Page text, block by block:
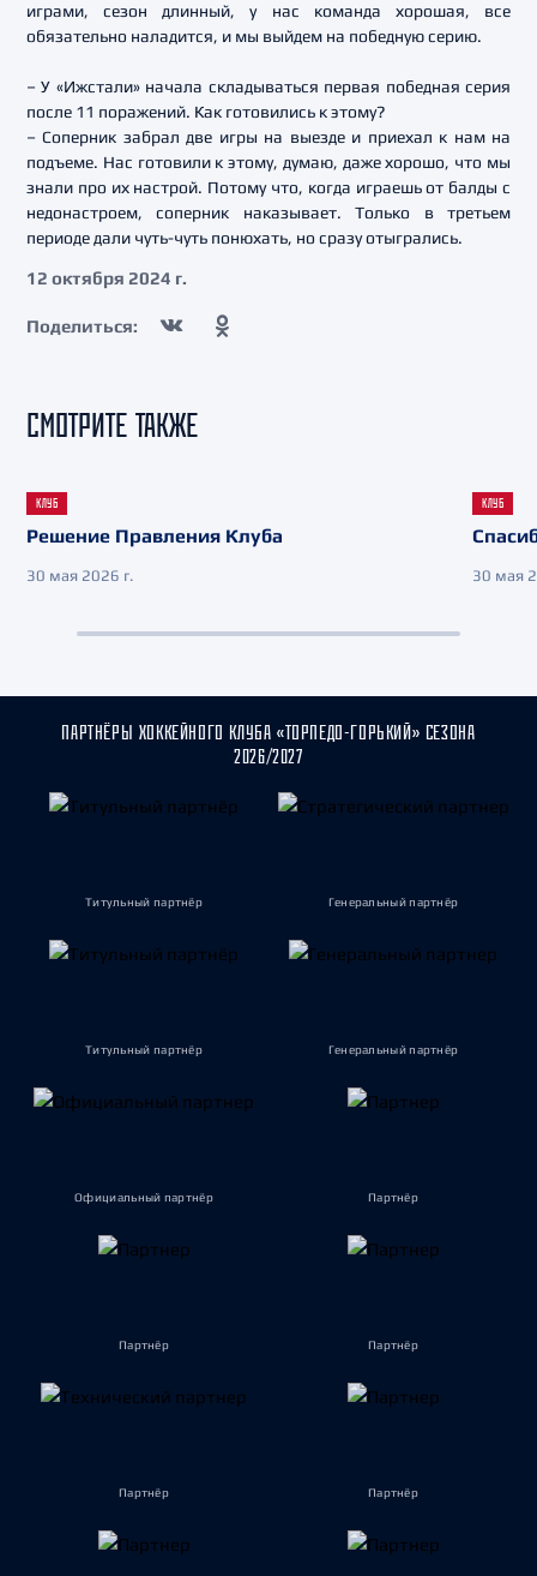
играми, сезон длинный, у нас команда хорошая, все
обязательно наладится, и мы выйдем на победную серию.
– У «Ижстали» начала складываться первая победная серия
после 11 поражений. Как готовились к этому?
– Соперник забрал две игры на выезде и приехал к нам на
подъеме. Нас готовили к этому, думаю, даже хорошо, что мы
знали про их настрой. Потому что, когда играешь от балды с
недонастроем, соперник наказывает. Только в третьем
периоде дали чуть-чуть понюхать, но сразу отыгрались.
12 октября 2024 г.
Поделиться:
СМОТРИТЕ ТАКЖЕ
КЛУБ
Решение Правления Клуба
30 мая 2026 г.
КЛУБ
30 мая
ПАРТНЁРЫ ХОККЕЙНОГО КЛУБА «ТОРПЕДО-ГОРЬКИЙ» СЕЗОНА
2026/2027
Титульный партнёр Генеральный партнёр
Титульный партнёр Генеральный партнёр
Официальный партнёр Партнёр
Партнёр Партнёр
Партнёр Партнёр